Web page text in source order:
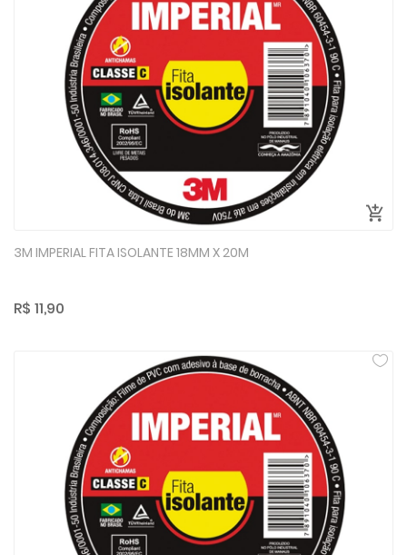
3M IMPERIAL FITA ISOLANTE 18MM X 20M
R$ 11,90